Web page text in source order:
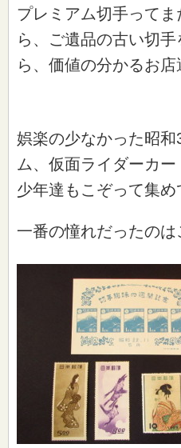
プレミアム切手って
ら、ご遺品の古い切
ら、価値の分かるお店
娯楽の少なかった昭
ム、仮面ライダーカー
少年達もこぞって集め
一番の憧れだったのは